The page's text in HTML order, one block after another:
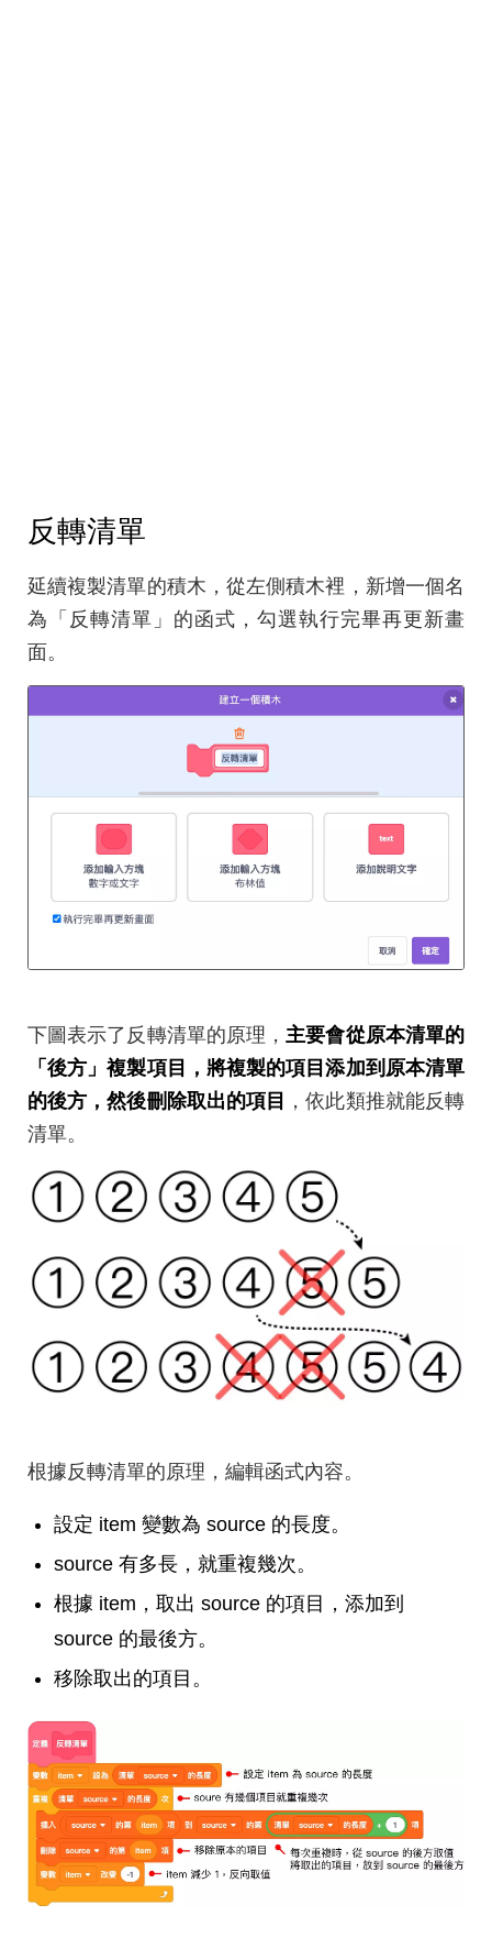
反轉清單
延續複製清單的積木，從左側積木裡，新增一個名
為「反轉清單」的函式，勾選執行完畢再更新畫
面。
下圖表示了反轉清單的原理，主要會從原本清單的
「後方」複製項目，將複製的項目添加到原本清單
的後方，然後刪除取出的項目
，依此類推就能反轉
清單。
根據反轉清單的原理，編輯函式內容。
設定 item 變數為 source 的長度。
source 有多長，就重複幾次。
根據 item，取出 source 的項目，添加到
source 的最後方。
移除取出的項目。